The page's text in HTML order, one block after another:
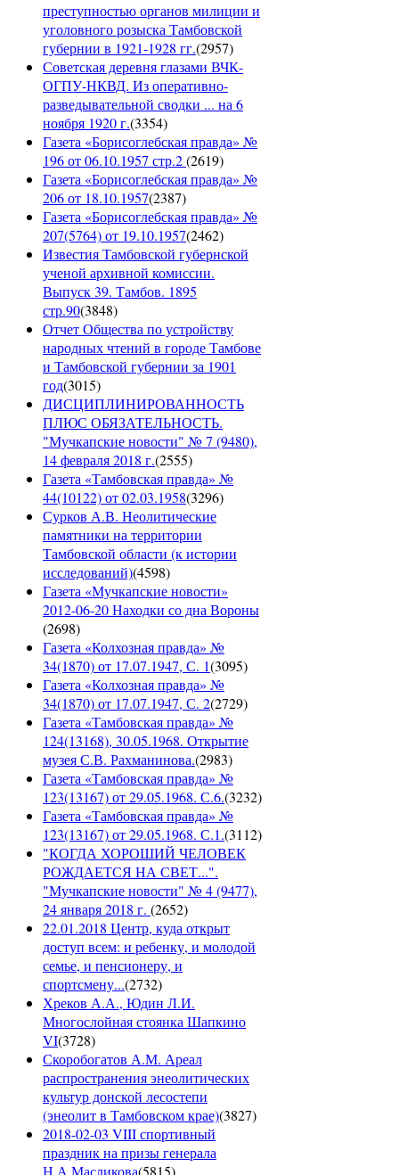
преступностью органов милиции и
уголовного розыска Тамбовской
губернии в 1921-1928 гг.(2957)
Советская деревня глазами ВЧК-
ОГПУ-НКВД. Из оперативно-
разведывательной сводки ... на 6
ноября 1920 г.(3354)
Газета «Борисоглебская правда» №
196 от 06.10.1957 стр.2(2619)
Газета «Борисоглебская правда» №
206 от 18.10.1957(2387)
Газета «Борисоглебская правда» №
207(5764) от 19.10.1957(2462)
Известия Тамбовской губернской
ученой архивной комиссии.
Выпуск 39. Тамбов. 1895
стр.90(3848)
Отчет Общества по устройству
народных чтений в городе Тамбове
и Тамбовской губернии за 1901
год(3015)
ДИСЦИПЛИНИРОВАННОСТЬ
ПЛЮС ОБЯЗАТЕЛЬНОСТЬ.
"Мучкапские новости" № 7 (9480),
14 февраля 2018 г.(2555)
Газета «Тамбовская правда» №
44(10122) от 02.03.1958(3296)
Сурков А.В. Неолитические
памятники на территории
Тамбовской области (к истории
исследований)(4598)
Газета «Мучкапские новости»
2012-06-20 Находки со дна Вороны
(2698)
Газета «Колхозная правда» №
34(1870) от 17.07.1947, С. 1(3095)
Газета «Колхозная правда» №
34(1870) от 17.07.1947, С. 2(2729)
Газета «Тамбовская правда» №
124(13168), 30.05.1968. Открытие
музея С.В. Рахманинова.(2983)
Газета «Тамбовская правда» №
123(13167) от 29.05.1968. С.6.(3232)
Газета «Тамбовская правда» №
123(13167) от 29.05.1968. С.1.(3112)
"КОГДА ХОРОШИЙ ЧЕЛОВЕК
РОЖДАЕТСЯ НА СВЕТ...".
"Мучкапские новости" № 4 (9477),
24 января 2018 г. (2652)
22.01.2018 Центр, куда открыт
доступ всем: и ребенку, и молодой
семье, и пенсионеру, и
спортсмену...(2732)
Хреков А.А., Юдин Л.И.
Многослойная стоянка Шапкино
VI(3728)
Скоробогатов А.М. Ареал
распространения энеолитических
культур донской лесостепи
(энеолит в Тамбовском крае)(3827)
2018-02-03 VIII спортивный
праздник на призы генерала